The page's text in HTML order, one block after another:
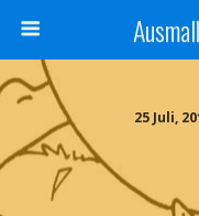
25 Juli,